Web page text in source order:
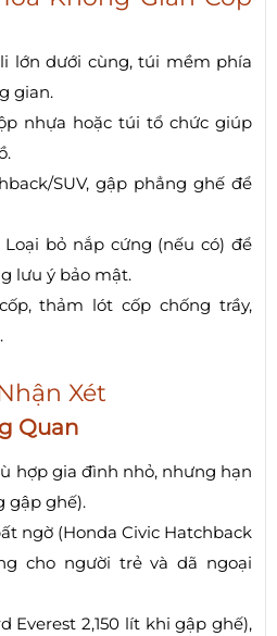
lớn dưới cùng, túi mềm phía
gian.
nhựa hoặc túi tổ chức giúp
SUV, gập phẳng ghế để
Loại bỏ nắp cứng (nếu có) để
lưu ý bảo mật.
thảm lót cốp chống trầy,
Xét
Quan
hợp gia đình nhỏ, nhưng hạn
gập ghế).
ngờ (Honda Civic Hatchback
cho người trẻ và dã ngoại
Everest 2,150 lít khi gập ghế),